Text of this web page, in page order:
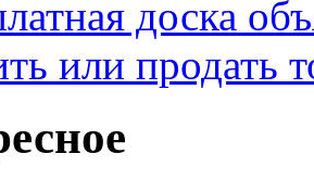
доска
или продать